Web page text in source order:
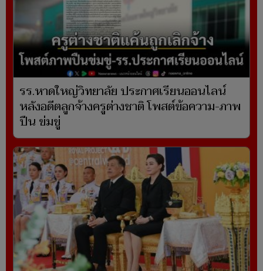
รร.หาดใหญ่วิทยาลัย ประกาศเรียนออนไลน์
หลังอดีตลูกจ้างครูต่างชาติ โพสต์ข้อความ-ภาพ
ปืน ข่มขู่